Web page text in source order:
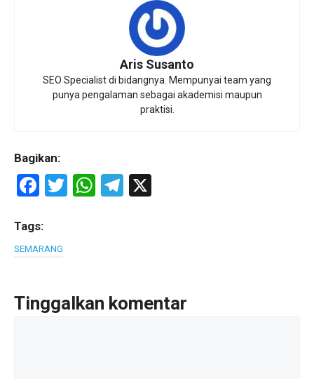
Aris Susanto
SEO Specialist di bidangnya. Mempunyai team yang
punya pengalaman sebagai akademisi maupun
praktisi.
Bagikan:
F
ce
b
o
k
T
W
p
T
m
Tags:
SEMARANG
Tinggalkan komentar